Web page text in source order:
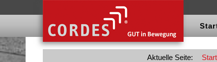
Aktuelle Seite: